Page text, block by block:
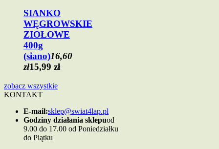
SIANKO
WĘGROWSKIE
ZIOŁOWE
400g
(siano)16,60
zł15,99 zł
zobacz wszystkie
KONTAKT
E-mail:sklep@swiat4lap.pl
Godziny działania sklepuod
9.00 do 17.00 od Poniedziałku
do Piątku